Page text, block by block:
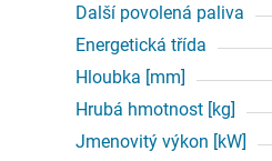
Další povolená paliva
Energetická třída
Hloubka [mm]
Hrubá hmotnost [kg]
Jmenovitý výkon [kW]